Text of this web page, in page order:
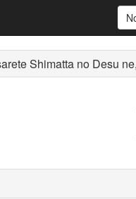
Shimatta no Desu